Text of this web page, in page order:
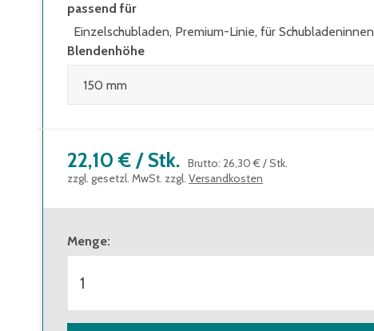
passend für
Einzelschubladen, Premium-Linie, für
Blendenhöhe
22,10 € / Stk. Brutto: 26,30 € /Stk.
zzgl. gesetzl. MwSt. zzgl. Versandkosten
Menge: